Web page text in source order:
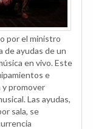
por el ministro
de ayudas de un
en vivo. Este
e
promover
Las ayudas,
sala, se